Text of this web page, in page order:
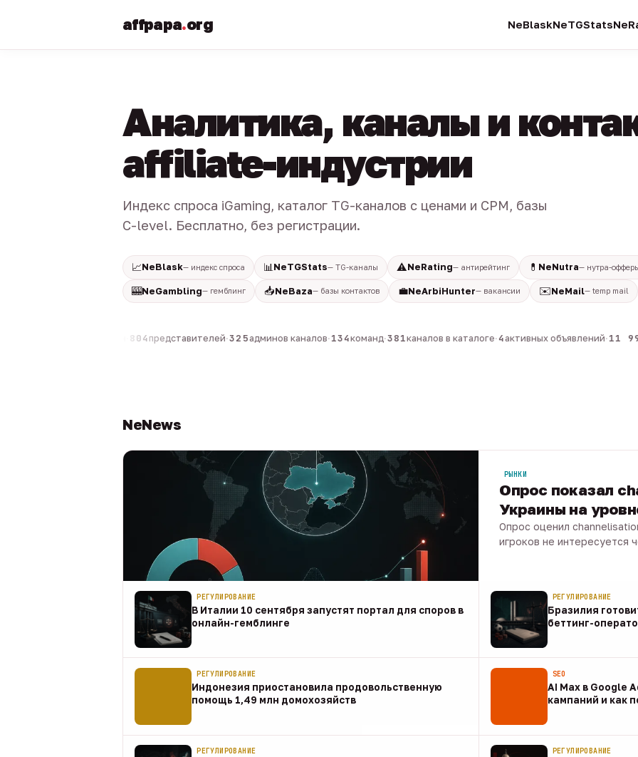
affpapa.org NeBlaskNeTGStats
Аналитика, каналы и
affiliate-индустрии
Индекс спроса iGaming, каталог TG-каналов с ценами и CPM, базы
C-level. Бесплатно, без регистрации.
📈NeBlask— индекс спроса 📊 NeTGStats— TG-каналы ⚠️NeRating— антирейтинг 💊 NeNutra— нутра-
🎰NeGambling— гемблинг 📥NeBaza— базы контактов 💼NeArbiHunter— вакансии ✉️NeMail— temp mail
804представителей·325админов каналов·134команд·381каналов в каталоге·4активных объявлений·11 990
NeNews
РЫНКИ
Опрос показал
Украины на
Опрос оценил
игроков не интересуется
РЕГУЛИРОВАНИЕ
В Италии 10 сентября запустят портал для споров в
онлайн-гемблинге
РЕГУЛИРОВАНИЕ
Бразилия
беттинг-
07 авг
РЕГУЛИРОВАНИЕ
Индонезия приостановила продовольственную
помощь 1,49 млн домохозяйств
SEO
AI Max в Google
кампаний и как
07 авг
РЕГУЛИРОВАНИЕ РЕГУЛИРОВАНИЕ